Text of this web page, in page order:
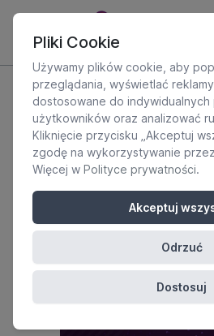
Pliki Cookie
Używamy plików cookie, aby
przeglądania, wyświetlać
dostosowane do
użytkowników oraz analizować
Kliknięcie przycisku „Akceptuj
zgodę na wykorzystywanie
Więcej w Polityce prywatności.
Akceptuj
Odrzuć
Dostosuj